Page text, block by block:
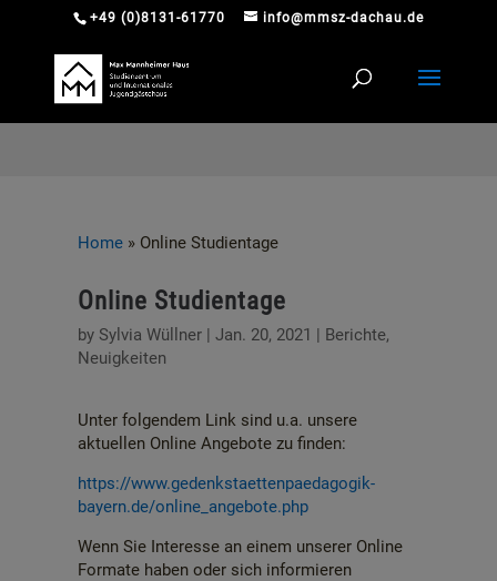
+49 (0)8131-61770 info@mmsz-dachau.de
Home » Online Studientage
Online Studientage
by Sylvia Wüllner | Jan. 20, 2021 | Berichte,
Neuigkeiten
Unter folgendem Link sind u.a. unsere
aktuellen Online Angebote zu finden:
https://www.gedenkstaettenpaedagogik-
bayern.de/online_angebote.php
Wenn Sie Interesse an einem unserer Online
Formate haben oder sich informieren